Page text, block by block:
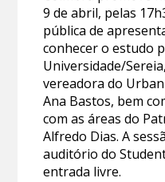
9 de abril, pelas
pública de
conhecer o estudo
Universidade/
vereadora do
Ana Bastos, bem
com as áreas do
Alfredo Dias. A
auditório do
entrada livre.